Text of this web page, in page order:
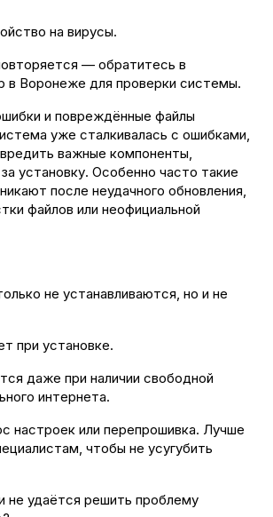
на вирусы.
— обратитесь в
в Воронеже для проверки системы.
и повреждённые файлы
уже сталкивалась с ошибками,
важные компоненты,
установку. Особенно часто такие
после неудачного обновления,
файлов или неофициальной
не устанавливаются, но и не
при установке.
даже при наличии свободной
интернета.
настроек или перепрошивка. Лучше
чтобы не усугубить
не удаётся решить проблему